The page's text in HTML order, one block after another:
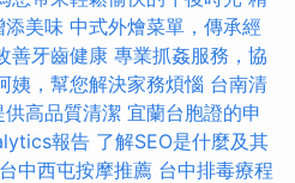
添美味 中式外燴菜單，傳承經
善牙齒健康 專業抓姦服務，協
姨，幫您解決家務煩惱 台南清
高品質清潔 宜蘭台胞證的申
報告 了解SEO是什麼及其
台中西屯按摩推薦 台中排毒療程